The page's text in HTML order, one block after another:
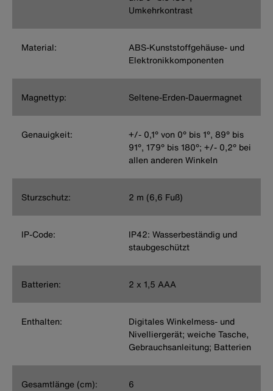
Umkehrkontrast
Material:
ABS-Kunststoffgehäuse- und
Elektronikkomponenten
Magnettyp: Seltene-Erden-Dauermagnet
Genauigkeit:
+/- 0,1° von 0° bis 1°, 89° bis
91°, 179° bis 180°; +/- 0,2° bei
allen anderen Winkeln
Sturzschutz: 2 m (6,6 Fuß)
IP-Code:
IP42: Wasserbeständig und
staubgeschützt
Batterien: 2 x 1,5 AAA
Enthalten:
Digitales Winkelmess- und
Nivelliergerät; weiche Tasche,
Gebrauchsanleitung; Batterien
Gesamtlänge (cm): 6